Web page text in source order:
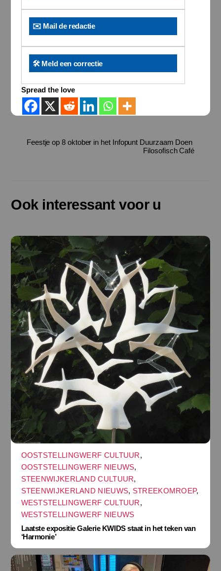
✉️ Mail de redactie
🛠️ Meld een correctie
Spread the love
Feestje op 8 oktober in het Infopunt Duurzaam Doen
Filosofisch Café
Ook interessant voor u
OOSTSTELLINGWERF CULTUUR,
OOSTSTELLINGWERF NIEUWS,
STEENWIJKERLAND CULTUUR,
STEENWIJKERLAND NIEUWS, STREEKOMROEP,
WESTSTELLINGWERF CULTUUR,
WESTSTELLINGWERF NIEUWS
Laatste expositie Galerie KWIDS staat in het teken van
‘Harmonie’